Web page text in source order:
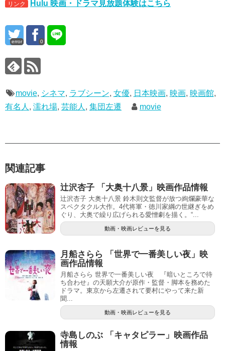
リンク Hulu 映画・ドラマ見放題体験はこちら
error 0
movie, シネマ, ラブシーン, 女優, 日本映画, 映画, 映画館,
有名人 , 濡れ場, 芸能人 , 集団左遷 movie
関連記事
辻沢杏子 「大奥十八景」映画作品情報
辻沢杏子 大奥十八景 鈴木則文監督が放つ絢爛豪華な
スペクタクル大作。4代将軍・徳川家綱の世継ぎをめ
ぐり、大奥で繰り広げられる愛憎劇を描く。“...
動画・映画レビューを見る
月船さらら 「世界で一番美しい夜」映
画作品情報
月船さらら 世界で一番美しい夜 『暗いところで待
ち合わせ』の天願大介が原作・監督・脚本を務めた
ドラマ。東京から左遷されて要村にやって来た新
聞...
動画・映画レビューを見る
寺島しのぶ 「キャタピラー」映画作品
情報